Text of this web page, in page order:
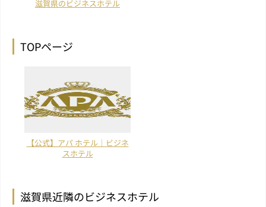
滋賀県のビジネスホテル
TOPページ
【公式】アパ ホテル｜ビジネ
スホテル
滋賀県近隣のビジネスホテル